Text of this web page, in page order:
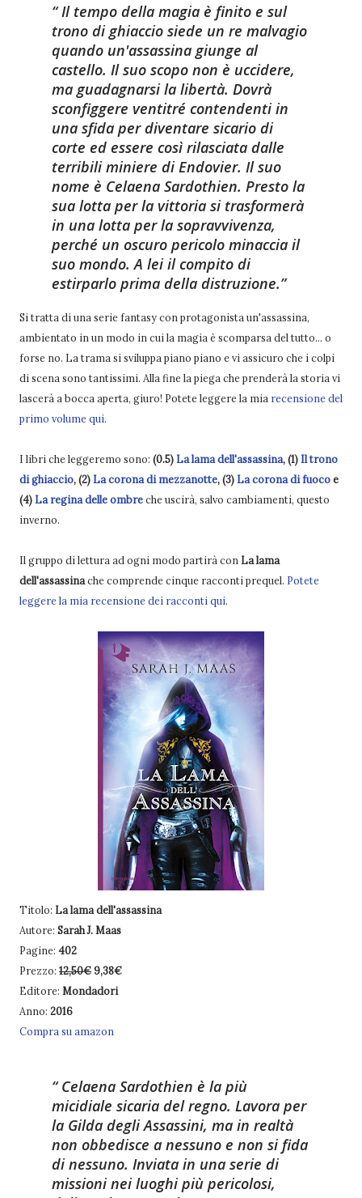
Il tempo della magia è finito e sul
trono di ghiaccio siede un re malvagio
quando un'assassina giunge al
castello. Il suo scopo non è uccidere,
ma guadagnarsi la libertà. Dovrà
sconfiggere ventitré contendenti in
una sfida per diventare sicario di
corte ed essere così rilasciata dalle
terribili miniere di Endovier. Il suo
nome è Celaena Sardothien. Presto la
sua lotta per la vittoria si trasformerà
in una lotta per la sopravvivenza,
perché un oscuro pericolo minaccia il
suo mondo. A lei il compito di
estirparlo prima della distruzione.
Si tratta di una serie fantasy con protagonista un'assassina,
ambientato in un modo in cui la magia è scomparsa del tutto... o
forse no. La trama si sviluppa piano piano e vi assicuro che i colpi
di scena sono tantissimi. Alla fine la piega che prenderà la storia vi
lascerà a bocca aperta, giuro! Potete leggere la mia recensione del
primo volume qui.
I libri che leggeremo sono: (0.5) La lama dell'assassina, (1) Il trono
di ghiaccio, (2) La corona di mezzanotte, (3) La corona di fuocoe
(4) La regina delle ombreche uscirà, salvo cambiamenti, questo
inverno.
Il gruppo di lettura ad ogni modo partirà con La lama
dell'assassinache comprende cinque racconti prequel. Potete
leggere la mia recensione dei racconti qui.
Titolo: La lama dell'assassina
Autore: Sarah J. Maas
Pagine: 402
Prezzo: 12,50€9,38€
Editore: Mondadori
Anno: 2016
Compra su amazon
Celaena Sardothien è la più
micidiale sicaria del regno. Lavora per
la Gilda degli Assassini, ma in realtà
non obbedisce a nessuno e non si fida
di nessuno. Inviata in una serie di
missioni nei luoghi più pericolosi,